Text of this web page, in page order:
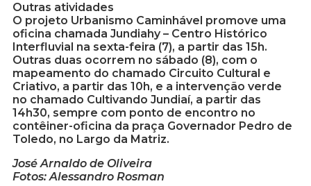
Outras atividades
O projeto Urbanismo Caminhável promove uma
oficina chamada Jundiahy – Centro Histórico
Interfluvial na sexta-feira (7), a partir das 15h.
Outras duas ocorrem no sábado (8), com o
mapeamento do chamado Circuito Cultural e
Criativo, a partir das 10h, e a intervenção verde
no chamado Cultivando Jundiaí, a partir das
14h30, sempre com ponto de encontro no
contêiner-oficina da praça Governador Pedro de
Toledo, no Largo da Matriz.
José Arnaldo de Oliveira
Fotos: Alessandro Rosman